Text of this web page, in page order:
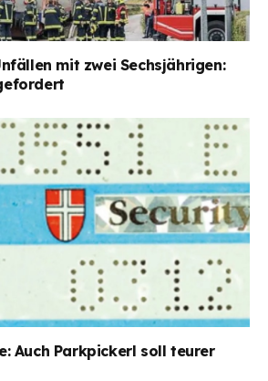
mit zwei Sechsjährigen:
Auch Parkpickerl soll teurer